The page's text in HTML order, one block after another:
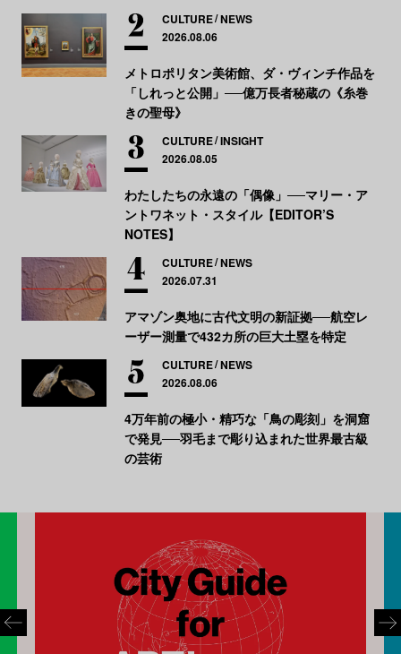
CULTURE NEWS
2026.08.06
メトロポリタン美術館、ダ・ヴィンチ作品を
「しれっと公開」──億万長者秘蔵の《糸巻
きの聖母》
CULTURE INSIGHT
2026.08.05
わたしたちの永遠の「偶像」──マリー・ア
ントワネット・スタイル【EDITOR’S
NOTES】
CULTURE NEWS
2026.07.31
アマゾン奥地に古代文明の新証拠──航空レ
ーザー測量で432カ所の巨大土塁を特定
CULTURE NEWS
2026.08.06
4万年前の極小・精巧な「鳥の彫刻」を洞窟
で発見──羽毛まで彫り込まれた世界最古級
の芸術